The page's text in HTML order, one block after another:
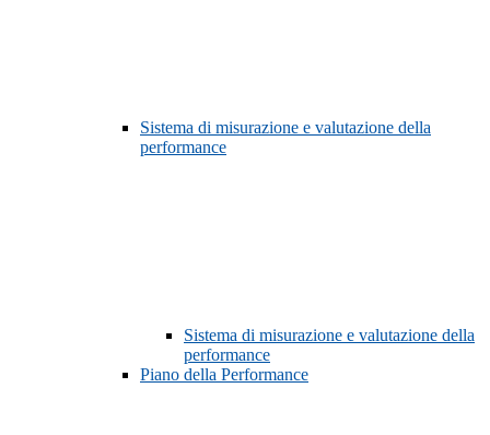
Sistema di misurazione e valutazione della
performance
Sistema di misurazione e valutazione della
performance
Piano della Performance